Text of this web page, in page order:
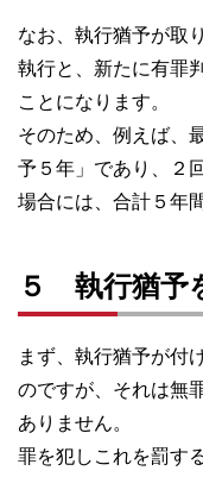
なお、執行猶予が取
執行と、新たに有罪
ことになります。
そのため、例えば、
予５年」であり、２
場合には、合計５年
５ 執行猶予
まず、執行猶予が付
のですが、それは無
ありません。
罪を犯しこれを罰す